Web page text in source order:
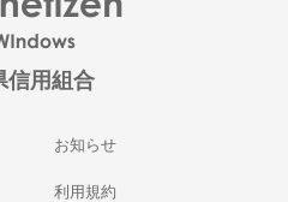
信用組合
お知らせ
利用規約